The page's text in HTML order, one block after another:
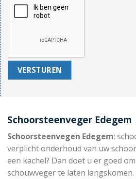
Schoorsteenveger Edegem
Schoorsteenvegen Edegem:
verplicht onderhoud van uw
een kachel? Dan doet u er goed
schouwveger te laten langskomen.